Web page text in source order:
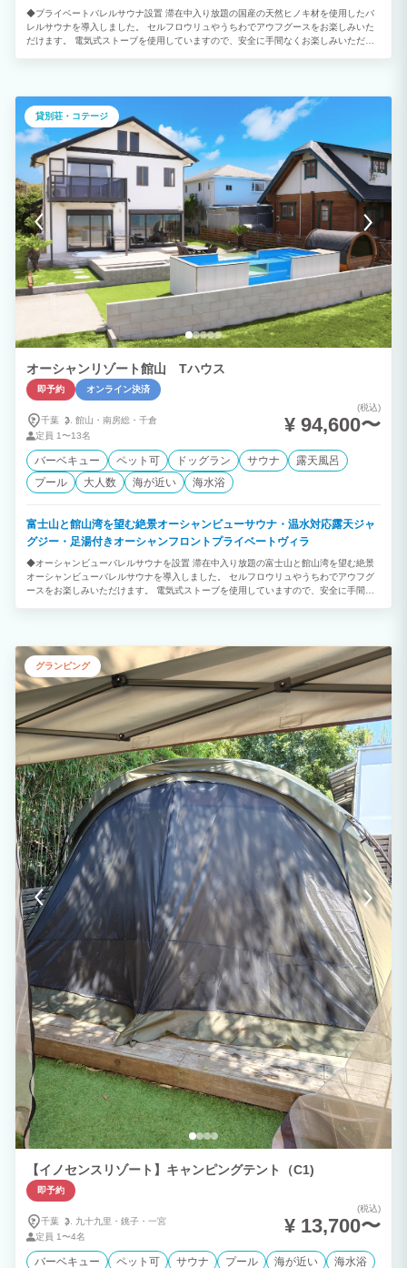
◆プライベートバレルサウナ設置 滞在中入り放題の国産の天然ヒノキ材を使用したバ
レルサウナを導入しました。 セルフロウリュやうちわでアウフグースをお楽しみいた
だけます。 電気式ストーブを使用していますので、安全に手間なくお楽しみいただけ
ーにて温水ジャグジーをお楽しみいただけます。 ◆贅沢なグランピング体験 海まで徒
歩1分。 120坪の敷地を贅沢に貸し切れる1日1組限定のプライベートリゾート。 和モ
ダン一棟建ての吹き抜けを利用した広々空間。 潮風を感じながら露天温水ジャグジー
で上質な時間を。 ◆1日1組のプライベートリゾート 那古海岸公園に隣接する1日1組
限定の1棟貸切のプライベートヴィラ。 海と緑に囲まれた館山ありながら都心から70
分～高速出口から5分！ １階建て平屋作りなのでお子様からお年寄りでも快適にお過ご
しいただけます。 庭先に緑豊かな公園。その先には海を見渡せます。 ＪＲ那古船形駅
から徒歩３分になります。 ◆ロケーション 千葉県最南端に位置し温暖な気候。黒潮も
入り込んだ暖かく恵まれた海。 豊富なアクティビティ 大自然のふれいあいを。 季節
の花々 トレッキング～海遊び 冬はおいしい魚～温泉～いちご狩り １年中楽しめるリゾ
ートエリアになります。 ◆年中無休で気軽にBBQ テラスには本格グリル～テーブ
ル、ジャグジー～屋外照明、屋根もありますので天候に左右されず年中無休でご利用い
ただけます。 食材をご用意いただくだけで手軽に楽しめます。 ◆ペットとご宿泊 大
事な家族も是非ご一緒に。公園～広場～海岸周辺には、広々とお散歩できる場所がたく
さんございます。 ペットと一緒に宿泊しのんびりご滞在を。 ◆プライベートクルージ
ング 海上からの絶景スポット～プライベートスイミング～貸切りチャーターなので、
プランに合わせアレンジできます。 伊豆諸島～離島～まで、ロングクルージングも承
貸別荘・コテージ
オーシャンリゾート館山 Tハウス
即予約 オンライン決済
千葉 館山・ 南房総・ 千倉
定員 1〜13名
(税込)
¥ 94,600〜
バーベキュー ペット可 ドッグラン サウナ
露天風呂
プール
大人数 海が近い 海水浴
富士山と館山湾を望む絶景オーシャンビューサウナ・温水対応露天ジャ
グジー・足湯付きオーシャンフロントプライベートヴィラ
◆オーシャンビューバレルサウナを設置 滞在中入り放題の富士山と館山湾を望む絶景
オーシャンビューバレルサウナを導入しました。 セルフロウリュやうちわでアウフグ
ースをお楽しみいただけます。 電気式ストーブを使用していますので、安全に手間な
た館山湾のサンセットを望みながら足湯を楽しめます。 ◆贅沢なグランピング体験 海
岸沿いに建つ150坪の敷地を贅沢に使用しすべての部屋から海を一望できます。 潮風
を感じながらバーベキューやビーチバイクをお楽しみいただけます。 SUPボードやカ
ヤックなどの無料アクティビティもご用意いたしております。 1日1組限定のプライベ
ートリゾート。 木の温もりを感じるリビングは吹き抜けを利用した広々空間。 潮風を
感じながら全室オーシャンビューの上質な時間を。 ◆1日1組のプライベートリゾート
1日1組限定の1棟貸切のプライベートヴィラ。 1階には和室がございますのでお子様か
らご年配でも快適にお過ごしいただけます。 各階にトイレ洗面所完備。 海と緑に囲ま
れた館山ありながら都心から70分～高速出口から10分。 JR館山駅から車で5分です。
◆ロケーション 千葉県最南端に位置し温暖な気候。黒潮も入り込んだ暖かく恵まれた
海。 豊富なアクティビティ・大自然のふれいあいを。 季節の花々 トレッキング～海遊
び 冬はおいしい魚～温泉～いちご狩り １年中楽しめるリゾートエリアになります。
◆年中無休で気軽にBBQ テラスには本格グリル、テーブル、屋外照明、屋根もござい
ますので天候に左右されず年中無休でご利用いただけます。 調理器具や食器類もご用
意がございますので、食材を用意するだけで手軽に楽しめます。 ◆ペットとご宿泊 大
事な家族も是非ご一緒に。広場～海岸周辺には、広々とお散歩できる場所がたくさんご
ざいます。 ペットと一緒に宿泊しのんびりご滞在を。 ◆プライベートクルージング
海上からの絶景スポット～プライベートスイミング～貸切りチャーターなので、プラン
に合わせアレンジできます。 伊豆諸島～離島～まで、ロングクルージングも承りま
す。 ◆火鍋専門店の名店「九里香」の火鍋をご用意 オプションとしてご夕食に2種の
スープを使用した火鍋をご堪能いただけます。 15種類の漢方食材を配合したコラーゲ
ンたっぷり無添加スープ使用。 体を温めるだけではなく、免疫力アップで美容や健康
に効果を期待できます。 サウナ上がりのサ飯としてもお楽しみいただけます。 ■内容
本場濃厚麻辣スープと滋養強壮白湯の2種類のスープ 千葉産いも豚 ニュージーランド
産ラム肉 野菜盛り合わせ 春雨 自家製つけだれ ■料金 1名様4,000円 消費税 400円 ※6
名様分から承ります。 ■予約方法 ご宿泊日の10日前までにお食事のご希望をメール又
は電話にてご予約ください。
グランピング
【イノセンスリゾート】キャンピングテント（C1)
即予約
千葉 九十九里・ 銚子・ 一宮
定員 1〜4名
(税込)
¥ 13,700〜
バーベキュー ペット可 サウナ プール 海が近い 海水浴